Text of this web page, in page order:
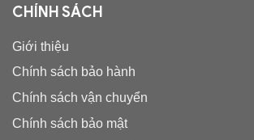
CHÍNH SÁCH
Giới thiệu
Chính sách bảo hành
Chính sách vận chuyển
Chính sách bảo mật